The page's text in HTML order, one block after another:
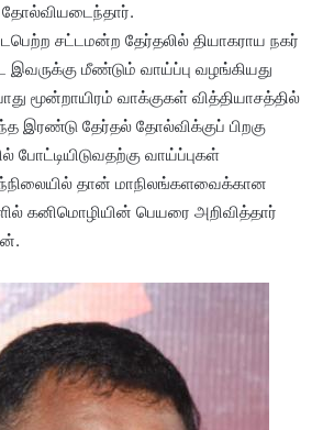
தோல்வியடைந்தார்.
சட்டமன்ற தேர்தலில் தியாகராய நகர்
இவருக்கு மீண்டும் வாய்ப்பு வழங்கியது
மூன்றாயிரம் வாக்குகள் வித்தியாசத்தில்
இரண்டு தேர்தல் தோல்விக்குப் பிறகு
போட்டியிடுவதற்கு வாய்ப்புகள்
தான் மாநிலங்களவைக்கான
கனிமொழியின் பெயரை அறிவித்தார்